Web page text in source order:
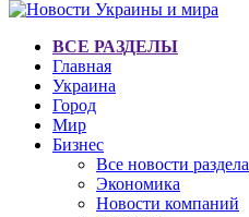
ВСЕ РАЗДЕЛЫ
Главная
Украина
Город
Мир
Бизнес
Все новости раздела
Экономика
Новости компаний